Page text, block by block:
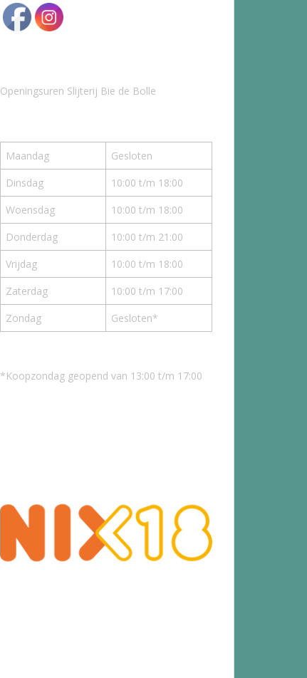
Openingsuren Slijterij Bie de Bolle
Maandag
Gesloten
Dinsdag
10:00 t/m 18:00
Woensdag
10:00 t/m 18:00
Donderdag
10:00 t/m 21:00
Vrijdag
10:00 t/m 18:00
Zaterdag
10:00 t/m 17:00
Zondag
Gesloten*
*Koopzondag geopend van 13:00 t/m 17:00